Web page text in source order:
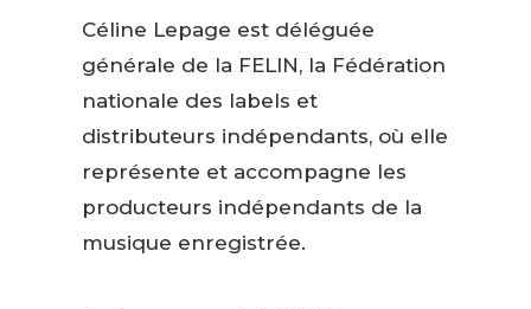
Céline Lepage est déléguée
générale de la FELIN, la Fédération
nationale des labels et
distributeurs indépendants, où elle
représente et accompagne les
producteurs indépendants de la
musique enregistrée.